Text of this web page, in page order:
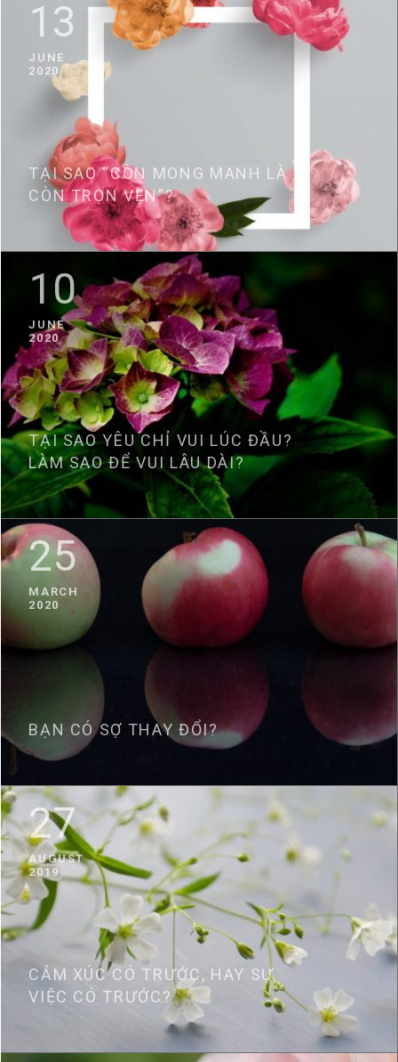
13
JUNE
2020
TẠI SAO “CÒN MONG MANH LÀ
CÒN TRỌN VẸN”?
10
JUNE
2020
TẠI SAO YÊU CHỈ VUI LÚC ĐẦU?
LÀM SAO ĐỂ VUI LÂU DÀI?
25
MARCH
2020
BẠN CÓ SỢ THAY ĐỔI?
27
AUGUST
2019
CẢM XÚC CÓ TRƯỚC, HAY SỰ
VIỆC CÓ TRƯỚC?